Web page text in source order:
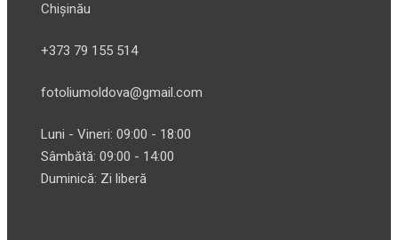
Chișinău
+373 79 155 514
fotoliumoldova@gmail.com
Luni - Vineri: 09:00 - 18:00
Sâmbătă: 09:00 - 14:00
Duminică: Zi liberă